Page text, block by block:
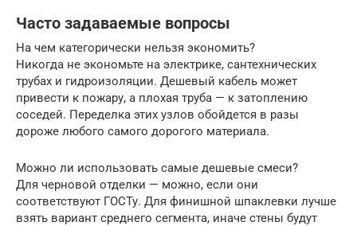
Часто задаваемые вопросы
На чем категорически нельзя экономить?
Никогда не экономьте на электрике, сантехнических
трубах и гидроизоляции. Дешевый кабель может
привести к пожару, а плохая труба — к затоплению
соседей. Переделка этих узлов обойдется в разы
дороже любого самого дорогого материала.
Можно ли использовать самые дешевые смеси?
Для черновой отделки — можно, если они
соответствуют ГОСТу. Для финишной шпаклевки лучше
взять вариант среднего сегмента, иначе стены будут